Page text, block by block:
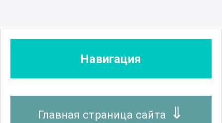
Навигация
Главная страница сайта